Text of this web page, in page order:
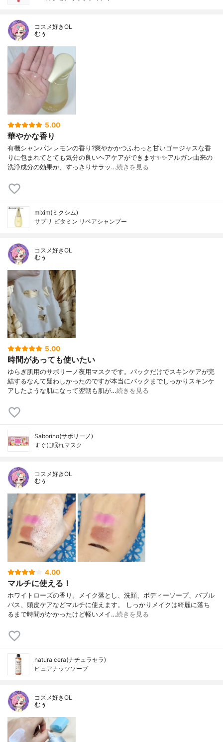
コスメ好きOL
むぅ
5.00
華やかな香り
有機シャンパンレモンの香り?爽やかかつふわっと甘いゴージャスな香
りに包まれてとても気分の良いヘアケアができます✨✨アルガン由来の
洗浄成分の効果か、すっきりサラッ…続きを見る
mixim(ミクシム)
サプリ ビタミン リペアシャンプー
コスメ好きOL
むぅ
5.00
時間があっても使いたい
ゆらぎ肌用のサボリーノ夜用マスクです。パックだけでスキンケアが完
結するなんて疑わしかったのですが本当にパックまでしっかりスキンケ
アしたような肌になって翌朝も肌が…続きを見る
Saborino(サボリーノ)
すぐに眠れマスク
コスメ好きOL
むぅ
4.00
マルチに使える！
ホワイトローズの香り。メイク落とし、洗顔、ボディーソープ、バブル
バス、頭皮ケアなどマルチに使えます。 しっかりメイクは綺麗に落ち
るまで時間がかかったけど軽いメイ…続きを見る
natura cera(ナチュラセラ)
ピュアナッツソープ
コスメ好きOL
むぅ